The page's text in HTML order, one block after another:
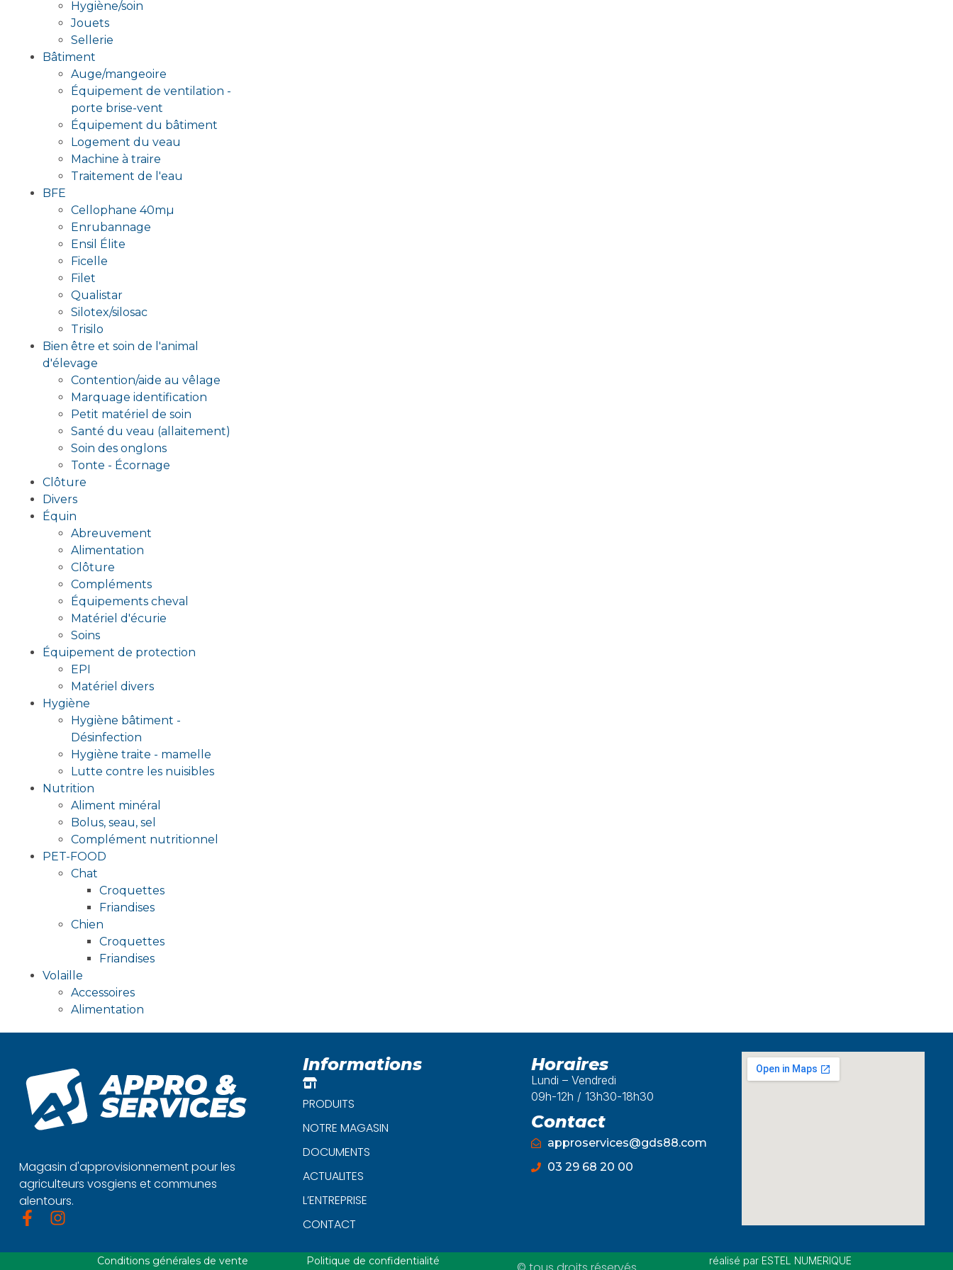
Hygiène/soin
Jouets
Sellerie
Bâtiment
Auge/mangeoire
Équipement de ventilation -
porte brise-vent
Équipement du bâtiment
Logement du veau
Machine à traire
Traitement de l'eau
BFE
Cellophane 40mµ
Enrubannage
Ensil Élite
Ficelle
Filet
Qualistar
Silotex/silosac
Trisilo
Bien être et soin de l'animal
d'élevage
Contention/aide au vêlage
Marquage identification
Petit matériel de soin
Santé du veau (allaitement)
Soin des onglons
Tonte - Écornage
Clôture
Divers
Équin
Abreuvement
Alimentation
Clôture
Compléments
Équipements cheval
Matériel d'écurie
Soins
Équipement de protection
EPI
Matériel divers
Hygiène
Hygiène bâtiment -
Désinfection
Hygiène traite - mamelle
Lutte contre les nuisibles
Nutrition
Aliment minéral
Bolus, seau, sel
Complément nutritionnel
PET-FOOD
Chat
Croquettes
Friandises
Chien
Croquettes
Friandises
Volaille
Accessoires
Alimentation
Magasin d'approvisionnement pour les
agriculteurs vosgiens et communes
alentours.
Informations
PRODUITS
NOTRE MAGASIN
DOCUMENTS
ACTUALITES
L’ENTREPRISE
CONTACT
Horaires
Lundi – Vendredi
09h-12h / 13h30-18h30
Contact
approservices@gds88.com
03 29 68 20 00
Conditions générales de vente Politique de confidentialité réalisé par ESTEL NUMERIQUE